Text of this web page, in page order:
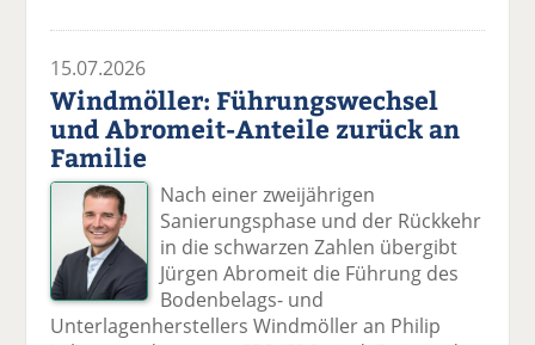
15.07.2026
Windmöller: Führungswechsel
und Abromeit-Anteile zurück an
Familie
Nach einer zweijährigen
Sanierungsphase und der Rückkehr
in die schwarzen Zahlen übergibt
Jürgen Abromeit die Führung des
Bodenbelags- und
Unterlagenherstellers Windmöller an Philip